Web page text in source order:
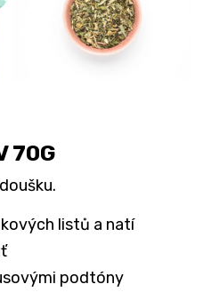
70G
listů a natí
podtóny